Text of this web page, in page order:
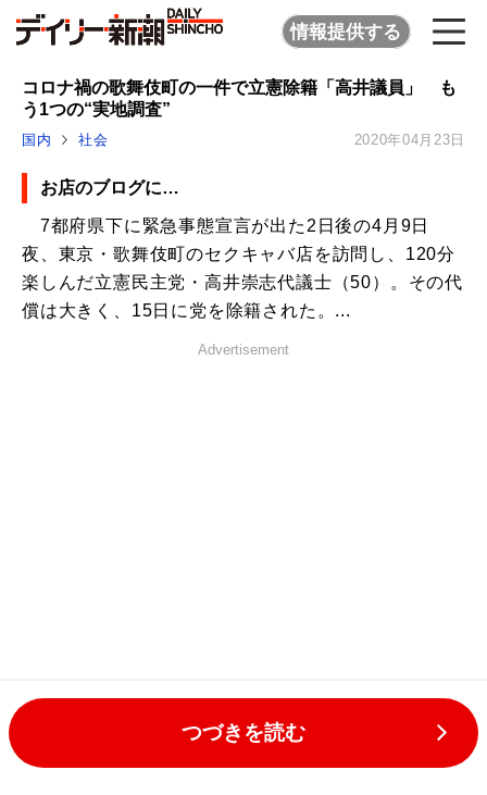
情報提供する
コロナ禍の歌舞伎町の一件で立憲除籍「高井議員」 も
う1つの“実地調査”
国内 社会 2020年04月23日
お店のブログに…
7都府県下に緊急事態宣言が出た2日後の4月9日
夜、東京・歌舞伎町のセクキャバ店を訪問し、120分
楽しんだ立憲民主党・高井崇志代議士（50）。その代
償は大きく、15日に党を除籍された。...
Advertisement
つづきを読む